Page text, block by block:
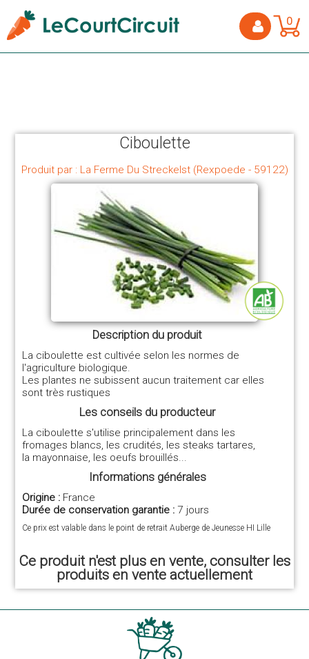
0
Ciboulette
Produit par : La Ferme Du Streckelst (Rexpoede - 59122)
Description du produit
La ciboulette est cultivée selon les normes de
l'agriculture biologique.
Les plantes ne subissent aucun traitement car elles
sont très rustiques
Les conseils du producteur
La ciboulette s'utilise principalement dans les
fromages blancs, les crudités, les steaks tartares,
la mayonnaise, les oeufs brouillés...
Informations générales
Origine : France
Durée de conservation garantie :7 jours
Ce prix est valable dans le point de retrait Auberge de Jeunesse HI Lille
Ce produit n'est plus en vente, consulter les
produits en vente actuellement